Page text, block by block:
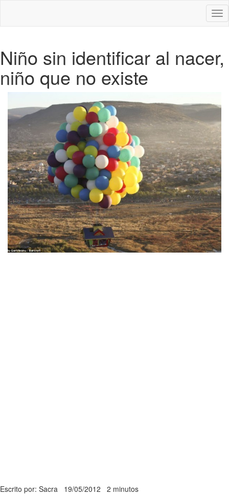
Niño sin identificar al nacer,
niño que no existe
Escrito por: Sacra 19/05/2012 2 minutos